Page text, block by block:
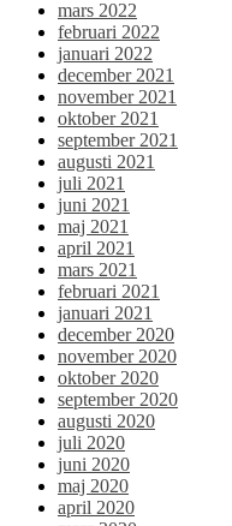
mars 2022
februari 2022
januari 2022
december 2021
november 2021
oktober 2021
september 2021
augusti 2021
juli 2021
juni 2021
maj 2021
april 2021
mars 2021
februari 2021
januari 2021
december 2020
november 2020
oktober 2020
september 2020
augusti 2020
juli 2020
juni 2020
maj 2020
april 2020